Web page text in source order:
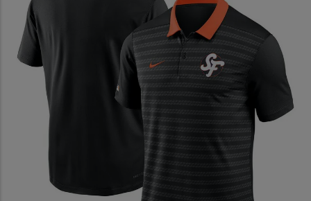
大阪府大阪市中央区西心斎橋1丁目6番14号
TEL:06-4708-3300
MAP
JR水道橋駅西口店
営業：土・日・祝日のみ 12:00-18:00
〒101-0061
東京都千代田区神田三崎町２丁目２２−１ 1F